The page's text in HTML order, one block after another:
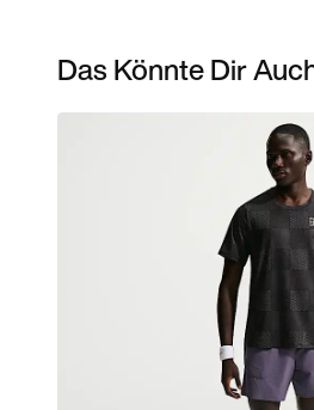
Das Könnte Dir